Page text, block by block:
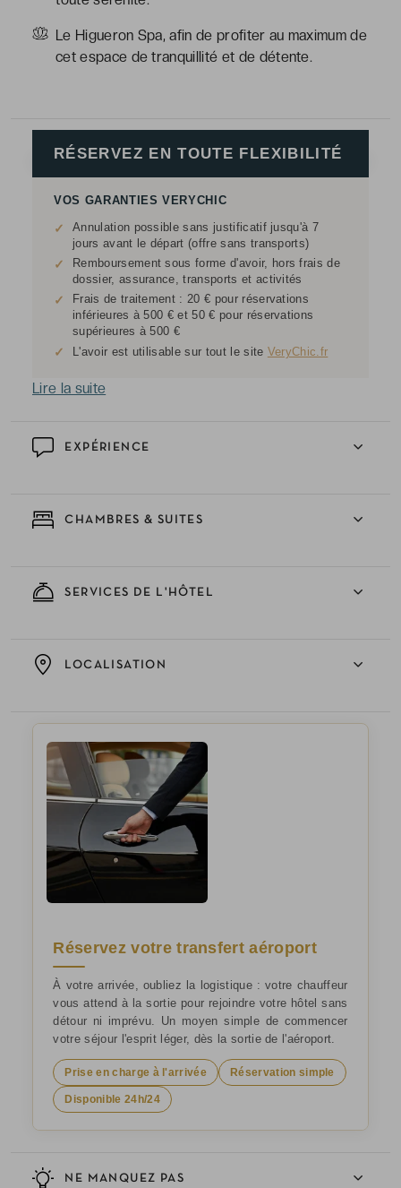
Le Higueron Spa, afin de profiter au maximum de
cet espace de tranquillité et de détente.
EXPÉRIENCE
CHAMBRES & SUITES
SERVICES DE L'HÔTEL
NE MANQUEZ PAS
LOCALISATION
Réservez votre transfert aéroport
À votre arrivée, oubliez la logistique : votre chauffeur
vous attend à la sortie pour rejoindre votre hôtel sans
détour ni imprévu. Un moyen simple de commencer
votre séjour l'esprit léger, dès la sortie de l'aéroport.
Prise en charge à l'arrivée Réservation simple
Disponible 24h/24
RÉSERVEZ EN TOUTE FLEXIBILITÉ
VOS GARANTIES VERYCHIC
✓
Annulation possible sans justificatif jusqu'à 7
jours avant le départ (offre sans transports)
✓
Remboursement sous forme d'avoir, hors frais de
dossier, assurance, transports et activités
✓
Frais de traitement : 20 € pour réservations
inférieures à 500 € et 50 € pour réservations
supérieures à 500 €
✓ L'avoir est utilisable sur tout le site VeryChic.fr
Lire la suite